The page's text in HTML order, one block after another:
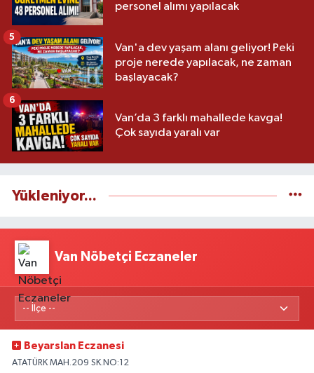
personel alımı yapılacak
Van'a dev yaşam alanı geliyor! Peki
proje nerede yapılacak, ne zaman
başlayacak?
5
Van’da 3 farklı mahallede kavga!
Çok sayıda yaralı var
6
Yükleniyor...
Van Nöbetçi Eczaneler
Beyarslan Eczanesi
ATATÜRK MAH.209 SK.NO:12